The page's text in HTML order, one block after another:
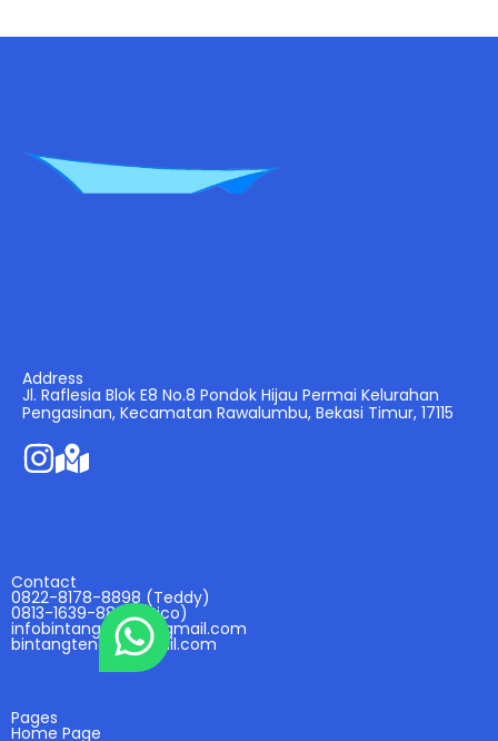
Address
Jl. Raflesia Blok E8 No.8 Pondok Hijau Permai Kelurahan
Pengasinan, Kecamatan Rawalumbu, Bekasi Timur, 17115
Contact
0822-8178-8898 (Teddy)
0813-1639-8898 (Rico)
infobintangtenda@gmail.com
bintangtenda@gmail.com
Pages
Home Page